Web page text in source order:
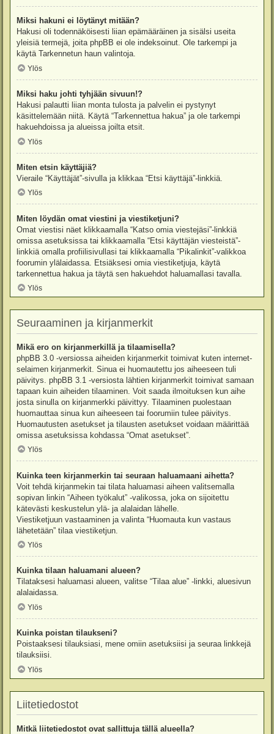
Miksi hakuni ei löytänyt mitään?
Hakusi oli todennäköisesti liian epämääräinen ja sisälsi useita
yleisiä termejä, joita phpBB ei ole indeksoinut. Ole tarkempi ja
käytä Tarkennetun haun valintoja.
Ylös
Miksi haku johti tyhjään sivuun!?
Hakusi palautti liian monta tulosta ja palvelin ei pystynyt
käsittelemään niitä. Käytä “Tarkennettua hakua” ja ole tarkempi
hakuehdoissa ja alueissa joilta etsit.
Ylös
Miten etsin käyttäjiä?
Vieraile “Käyttäjät”-sivulla ja klikkaa “Etsi käyttäjä”-linkkiä.
Ylös
Miten löydän omat viestini ja viestiketjuni?
Omat viestisi näet klikkaamalla “Katso omia viestejäsi”-linkkiä
omissa asetuksissa tai klikkaamalla “Etsi käyttäjän viesteistä”-
linkkiä omalla profiilisivullasi tai klikkaamalla “Pikalinkit”-valikkoa
foorumin ylälaidassa. Etsiäksesi omia viestiketjuja, käytä
tarkennettua hakua ja täytä sen hakuehdot haluamallasi tavalla.
Ylös
Seuraaminen ja kirjanmerkit
Mikä ero on kirjanmerkillä ja tilaamisella?
phpBB 3.0 -versiossa aiheiden kirjanmerkit toimivat kuten internet-
selaimen kirjanmerkit. Sinua ei huomautettu jos aiheeseen tuli
päivitys. phpBB 3.1 -versiosta lähtien kirjanmerkit toimivat samaan
tapaan kuin aiheiden tilaaminen. Voit saada ilmoituksen kun aihe
josta sinulla on kirjanmerkki päivittyy. Tilaaminen puolestaan
huomauttaa sinua kun aiheeseen tai foorumiin tulee päivitys.
Huomautusten asetukset ja tilausten asetukset voidaan määrittää
omissa asetuksissa kohdassa “Omat asetukset”.
Ylös
Kuinka teen kirjanmerkin tai seuraan haluamaani aihetta?
Voit tehdä kirjanmekin tai tilata haluamasi aiheen valitsemalla
sopivan linkin “Aiheen työkalut” -valikossa, joka on sijoitettu
kätevästi keskustelun ylä- ja alalaidan lähelle.
Viestiketjuun vastaaminen ja valinta “Huomauta kun vastaus
lähetetään” tilaa viestiketjun.
Ylös
Kuinka tilaan haluamani alueen?
Tilataksesi haluamasi alueen, valitse “Tilaa alue” -linkki, aluesivun
alalaidassa.
Ylös
Kuinka poistan tilaukseni?
Poistaaksesi tilauksiasi, mene omiin asetuksiisi ja seuraa linkkejä
tilauksiisi.
Ylös
Liitetiedostot
Mitkä liitetiedostot ovat sallittuja tällä alueella?